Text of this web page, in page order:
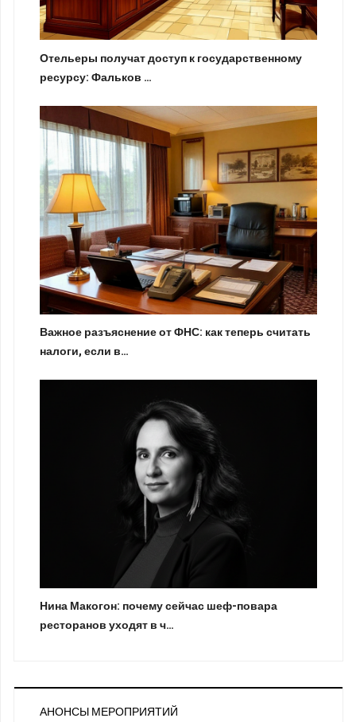
Отельеры получат доступ к государственному
ресурсу: Фальков …
Важное разъяснение от ФНС: как теперь считать
налоги, если в…
Нина Макогон: почему сейчас шеф-повара
ресторанов уходят в ч…
АНОНСЫ МЕРОПРИЯТИЙ